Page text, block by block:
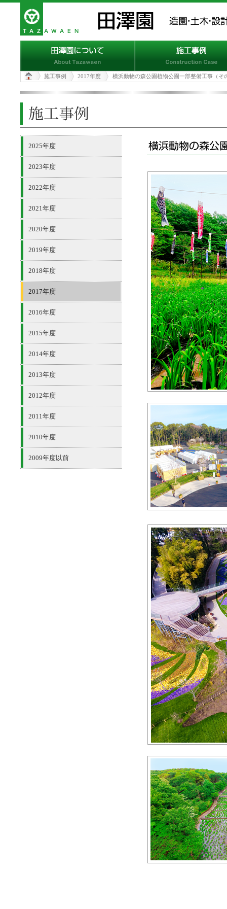
施工事例 2017年度 横浜動物の森公園植物公園一部整備工事（そ
2025年度
2023年度
2022年度
2021年度
2020年度
2019年度
2018年度
2017年度
2016年度
2015年度
2014年度
2013年度
2012年度
2011年度
2010年度
2009年度以前